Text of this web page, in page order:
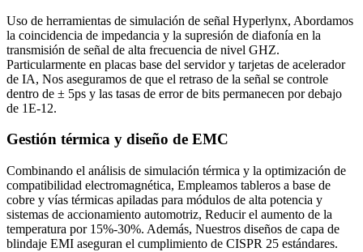
Uso de herramientas de simulación de señal Hyperlynx, Abordamos
la coincidencia de impedancia y la supresión de diafonía en la
transmisión de señal de alta frecuencia de nivel GHZ.
Particularmente en placas base del servidor y tarjetas de acelerador
de IA, Nos aseguramos de que el retraso de la señal se controle
dentro de ± 5ps y las tasas de error de bits permanecen por debajo
de 1E-12.
Gestión térmica y diseño de EMC
Combinando el análisis de simulación térmica y la optimización de
compatibilidad electromagnética, Empleamos tableros a base de
cobre y vías térmicas apiladas para módulos de alta potencia y
sistemas de accionamiento automotriz, Reducir el aumento de la
temperatura por 15%-30%. Además, Nuestros diseños de capa de
blindaje EMI aseguran el cumplimiento de CISPR 25 estándares.